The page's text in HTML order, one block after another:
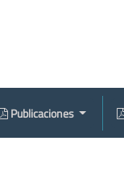
Publicaciones